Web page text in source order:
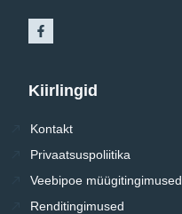
Kiirlingid
Kontakt
Privaatsuspoliitika
Veebipoe müügitingimused
Renditingimused